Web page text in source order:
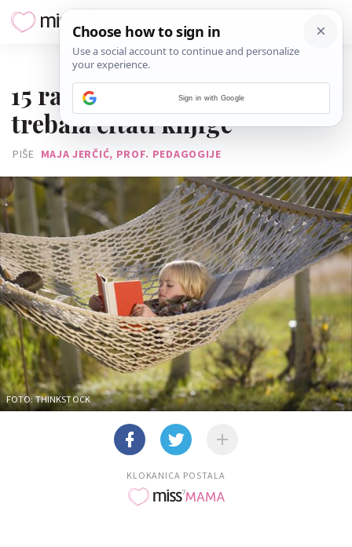
15 razloga zašto bi djeca
trebala čitati knjige
PIŠE MAJA JERČIĆ, PROF. PEDAGOGIJE
FOTO: THINKSTOCK
KLOKANICA POSTALA
Sign in with Google